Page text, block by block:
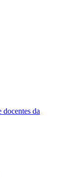
docentes da